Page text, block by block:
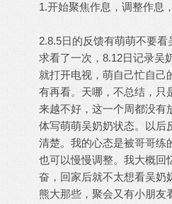
1.开始聚焦作息，调整作息
2.8.5日的反馈有萌萌不要
求看了一次，8.12日记录吴
就打开电视，萌自己忙自己
有再看。天哪，不总结，只
来越不好，这一个周都没有
体写萌萌吴奶奶状态。以后
清楚。我的心态是被哥哥练
也可以慢慢调整。我大概回
奋，回家后就不太想看吴奶
熊大那些，聚会又有小朋友